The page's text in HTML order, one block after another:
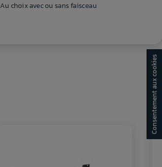
Au choix avec ou sans faisceau
Consentement aux cookies